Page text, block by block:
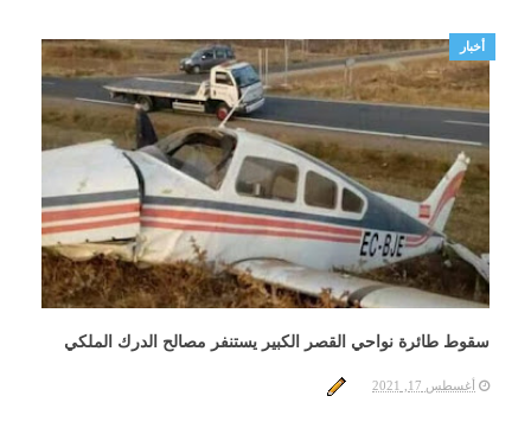
سقوط طائرة نواحي القصر الكبير يستنفر مصالح الدرك الملكي
أخبار
أغسطس 17, 2021